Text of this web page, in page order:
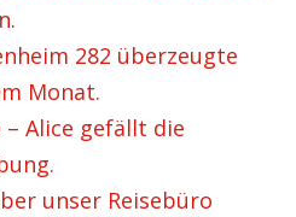
282 überzeugte
Monat.
Alice gefällt die
unser Reisebüro